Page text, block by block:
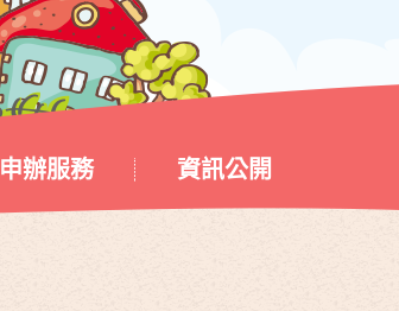
申辦服務 資訊公開